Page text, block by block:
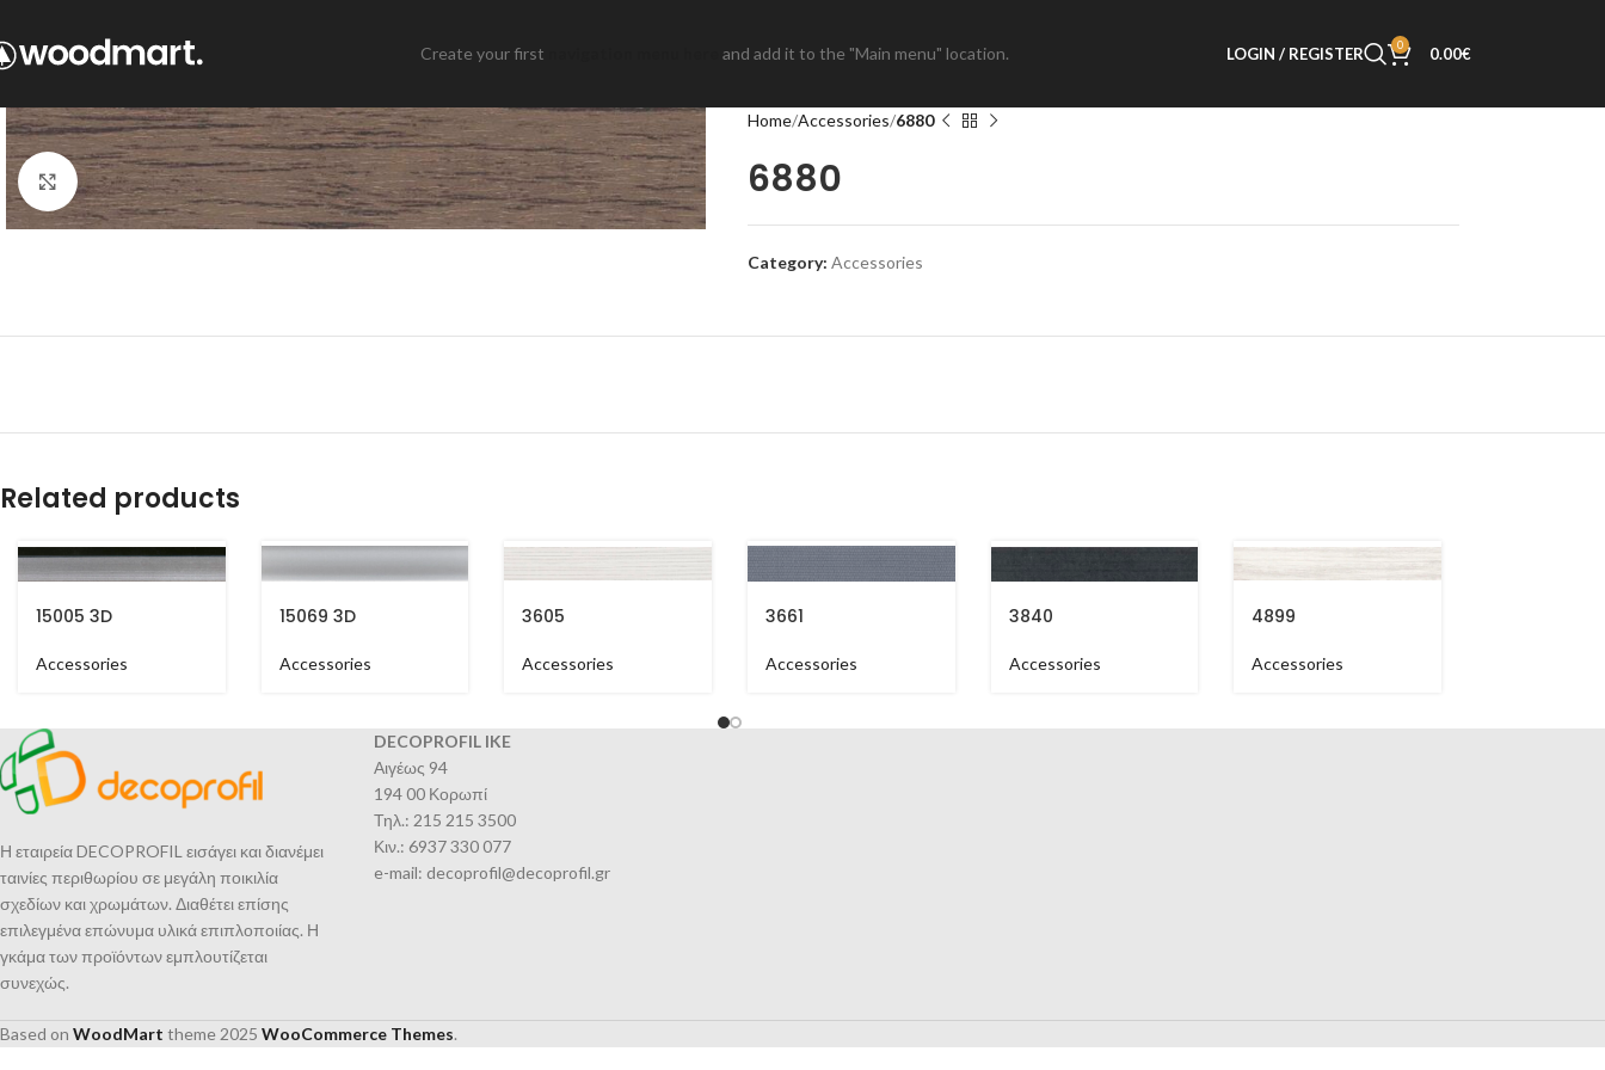
Create your first and add it to the "Main menu" location. LOGIN / REGISTER 0 0.00€
Click to enlarge
Home Accessories 6880
6880
Category: Accessories
Related products
15005 3D
Accessories
15069 3D
Accessories
3605
Accessories
3661
Accessories
3840
Accessories
4899
Accessories
Η εταιρεία DECOPROFIL εισάγει και διανέμει
ταινίες περιθωρίου σε μεγάλη ποικιλία
σχεδίων και χρωμάτων. Διαθέτει επίσης
επιλεγμένα επώνυμα υλικά επιπλοποιίας. Η
γκάμα των προϊόντων εμπλουτίζεται
συνεχώς.
DECOPROFIL IKE
Αιγέως 94
194 00 Κορωπί
Τηλ.: 215 215 3500
Κιν.: 6937 330 077
e-mail: decoprofil@decoprofil.gr
Based on WoodMart theme 2025 WooCommerce Themes.